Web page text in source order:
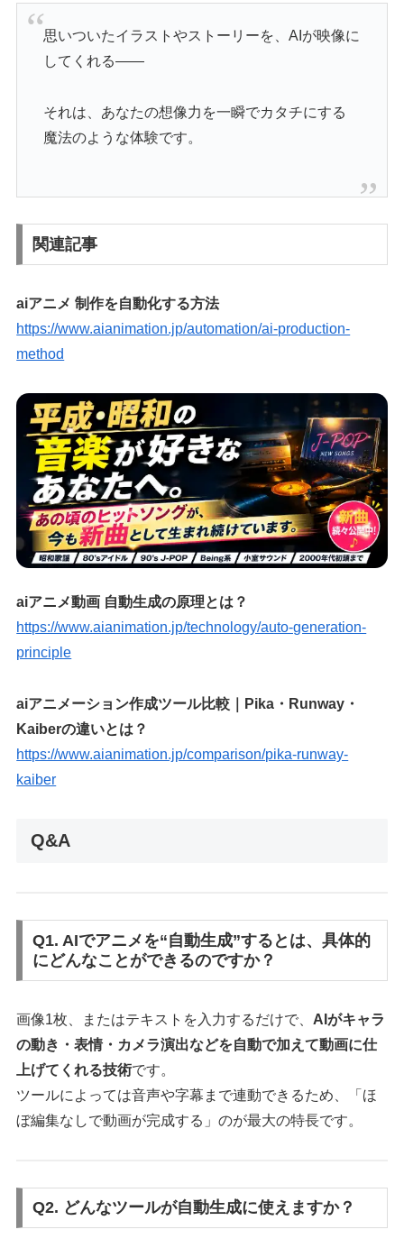
思いついたイラストやストーリーを、AIが映像に
してくれる——
それは、あなたの想像力を一瞬でカタチにする
魔法のような体験です。
関連記事
aiアニメ 制作を自動化する方法
https://www.aianimation.jp/automation/ai-production-
method
aiアニメ動画 自動生成の原理とは？
https://www.aianimation.jp/technology/auto-generation-
principle
aiアニメーション作成ツール比較｜Pika・Runway・
Kaiberの違いとは？
https://www.aianimation.jp/comparison/pika-runway-
kaiber
Q&A
Q1. AIでアニメを“自動生成”するとは、具体的
にどんなことができるのですか？
画像1枚、またはテキストを入力するだけで、 AIがキャラ
の動き・表情・カメラ演出などを自動で加えて動画に仕
上げてくれる技術です。
ツールによっては音声や字幕まで連動できるため、「ほ
ぼ編集なしで動画が完成する」のが最大の特長です。
Q2. どんなツールが自動生成に使えますか？